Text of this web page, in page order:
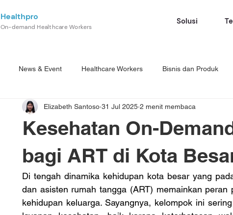
Healthpro
On-demand Healthcare Workers
Solusi
News & Event Healthcare Workers Bisnis dan Produk
Kesehatan On-
bagi ART di Kota
Elizabeth Santoso 31 Jul 2025 2 menit membaca
Di tengah dinamika kehidupan kota besar yang
dan asisten rumah tangga (ART) memainkan peran
kehidupan keluarga. Sayangnya, kelompok ini